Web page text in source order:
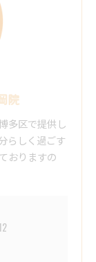
院
多区で提供し
らしく過ごす
おりますの